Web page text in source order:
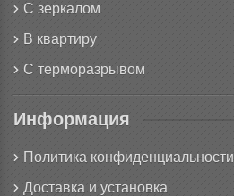
С зеркалом
В квартиру
С терморазрывом
Информация
Политика конфиденциальности
Доставка и установка